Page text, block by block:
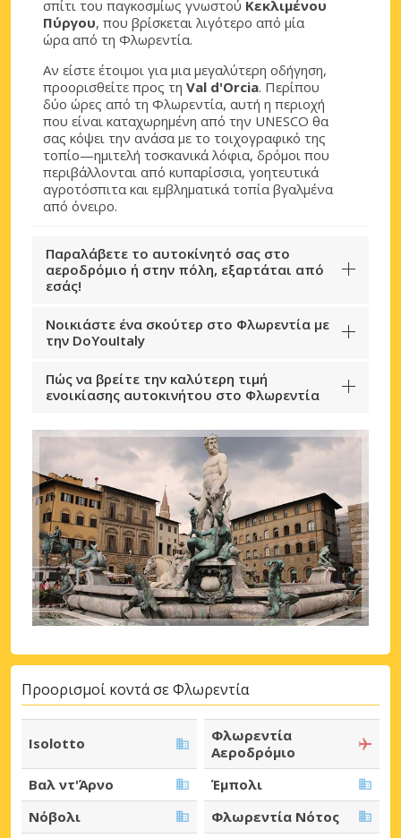
σπίτι του παγκοσμίως γνωστού Κεκλιμένου
Πύργου, που βρίσκεται λιγότερο από μία
ώρα από τη Φλωρεντία.
Αν είστε έτοιμοι για μια μεγαλύτερη οδήγηση,
προορισθείτε προς τη Val d'Orcia. Περίπου
δύο ώρες από τη Φλωρεντία, αυτή η περιοχή
που είναι καταχωρημένη από την UNESCO θα
σας κόψει την ανάσα με το τοιχογραφικό της
τοπίο—ημιτελή τοσκανικά λόφια, δρόμοι που
περιβάλλονται από κυπαρίσσια, γοητευτικά
αγροτόσπιτα και εμβληματικά τοπία βγαλμένα
από όνειρο.
Παραλάβετε το αυτοκίνητό σας στο
αεροδρόμιο ή στην πόλη, εξαρτάται από
εσάς!
Νοικιάστε ένα σκούτερ στο Φλωρεντία με
την DoYouItaly
Πώς να βρείτε την καλύτερη τιμή
ενοικίασης αυτοκινήτου στο Φλωρεντία
Προορισμοί κοντά σε Φλωρεντία
Isolotto
Φλωρεντία
Αεροδρόμιο
Βαλ ντ'Άρνο
Έμπολι
Νόβολι
Φλωρεντία Νότος